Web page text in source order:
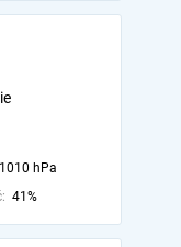
1010 hPa
41%